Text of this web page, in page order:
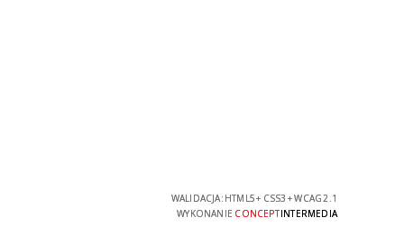
WALIDACJA: HTML5+ CSS3 +WCAG 2.1
WYKONANIE CONCEPTINTERMEDIA